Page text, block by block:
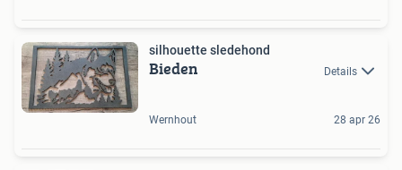
silhouette sledehond
Bieden Details
Wernhout 28 apr 26